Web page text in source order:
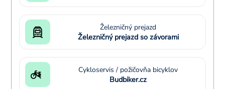
Železničný prejazd
Železničný prejazd so závorami
Cykloservis / požičovňa bicyklov
Budbiker.cz